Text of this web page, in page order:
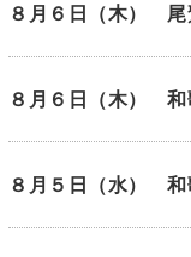
８月６日（木） 尾
８月６日（木） 和
８月５日（水） 和